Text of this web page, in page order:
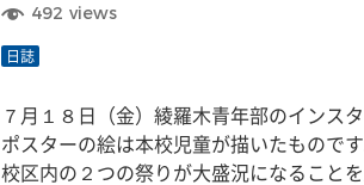
492 views
日誌
７月１８日（金）綾羅木青年部のインス
ポスターの絵は本校児童が描いたものです
校区内の２つの祭りが大盛況になることを